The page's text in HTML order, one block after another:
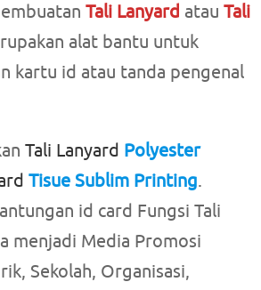
Tali Lanyard atau Tali
alat bantu untuk
kartu id atau tanda pengenal
Tali Lanyard Polyester
Tisue Sublim Printing.
id card Fungsi Tali
menjadi Media Promosi
Sekolah, Organisasi,